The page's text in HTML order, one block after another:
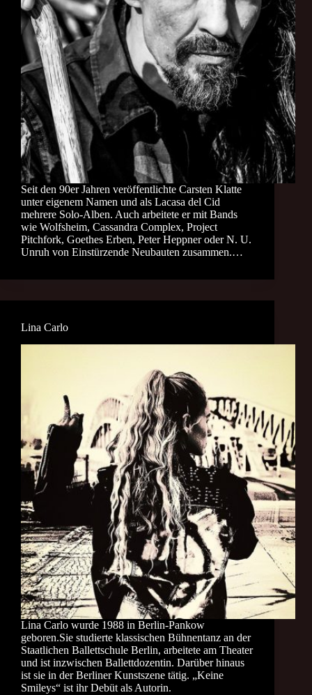
Seit den 90er Jahren veröffentlichte Carsten Klatte
unter eigenem Namen und als Lacasa del Cid
mehrere Solo-Alben. Auch arbeitete er mit Bands
wie Wolfsheim, Cassandra Complex, Project
Pitchfork, Goethes Erben, Peter Heppner oder N. U.
Unruh von Einstürzende Neubauten zusammen.…
Lina Carlo
Lina Carlo wurde 1988 in Berlin-Pankow
geboren.Sie studierte klassischen Bühnentanz an der
Staatlichen Ballettschule Berlin, arbeitete am Theater
und ist inzwischen Ballettdozentin. Darüber hinaus
ist sie in der Berliner Kunstszene tätig. „Keine
Smileys“ ist ihr Debüt als Autorin.